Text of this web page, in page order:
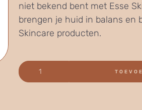
niet bekend bent met Esse
brengen je huid in balans en
Skincare producten.